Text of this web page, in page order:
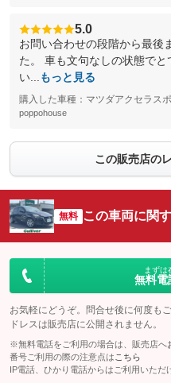
5.0
お問い合わせの段階から最後
た。 車も文句なしの状態で
い...
もっと見る
購入した車種：マツダアクセラス
poppohouse
この販売店の
無料 この車両に関
まずは
無料電
お気軽にどうぞ。問合せ後に何度も
ドレスは販売店に公開されません。
※無料電話をご利用の場合は、販売店へ
番号ご利用の際の注意点は こちら
IP電話、ひかり電話からはご利用いただ